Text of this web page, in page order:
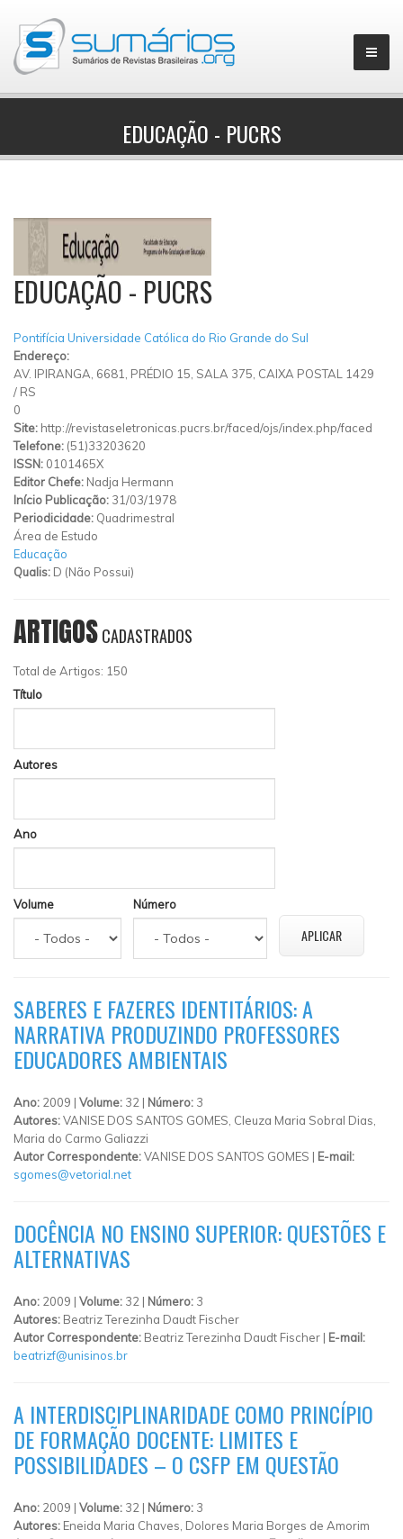
▼
EDUCAÇÃO - PUCRS
EDUCAÇÃO - PUCRS
Pontifícia Universidade Católica do Rio Grande do Sul
Endereço:
AV. IPIRANGA, 6681, PRÉDIO 15, SALA 375, CAIXA POSTAL 1429
/ RS
0
Site: http://revistaseletronicas.pucrs.br/faced/ojs/index.php/faced
Telefone: (51)33203620
ISSN: 0101465X
Editor Chefe: Nadja Hermann
Início Publicação: 31/03/1978
Periodicidade: Quadrimestral
Área de Estudo
Educação
Qualis: D (Não Possui)
ARTIGOSCADASTRADOS
Total de Artigos: 150
Título
Autores
Ano
Volume Número
SABERES E FAZERES IDENTITÁRIOS: A
NARRATIVA PRODUZINDO PROFESSORES
EDUCADORES AMBIENTAIS
Ano: 2009 | Volume: 32 | Número: 3
Autores:VANISE DOS SANTOS GOMES, Cleuza Maria Sobral Dias,
Maria do Carmo Galiazzi
Autor Correspondente:VANISE DOS SANTOS GOMES | E-mail:
sgomes@vetorial.net
DOCÊNCIA NO ENSINO SUPERIOR: QUESTÕES E
ALTERNATIVAS
Ano: 2009 | Volume: 32 | Número: 3
Autores: Beatriz Terezinha Daudt Fischer
Autor Correspondente: Beatriz Terezinha Daudt Fischer | E-mail:
beatrizf@unisinos.br
A INTERDISCIPLINARIDADE COMO PRINCÍPIO
DE FORMAÇÃO DOCENTE: LIMITES E
POSSIBILIDADES – O CSFP EM QUESTÃO
Ano: 2009 | Volume: 32 | Número: 3
Autores: Eneida Maria Chaves, Dolores Maria Borges de Amorim